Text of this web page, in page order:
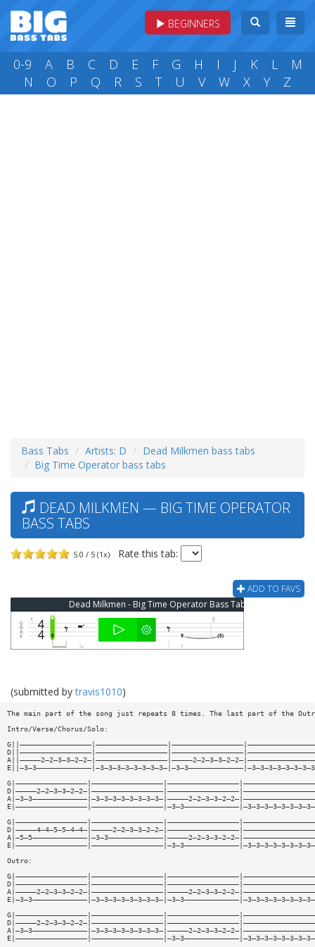
BEGINNERS
0-9 A B C D E F G H I J K L
M
N
O P Q R S T U V W X Y Z
Bass Tabs Artists: D
Dead Milkmen bass tabs
Big Time Operator bass tabs
DEAD MILKMEN — BIG TIME OPERATOR
BASS TABS
5.0 / 5 (1x) Rate this tab:
ADD TO FAVS
Dead Milkmen - Big Time Operator Bass Tab
(submitted bytravis1010)
The main part of the song just repeats 8 times. The last part of the
Intro/Verse/Chorus/Solo:
Outro: